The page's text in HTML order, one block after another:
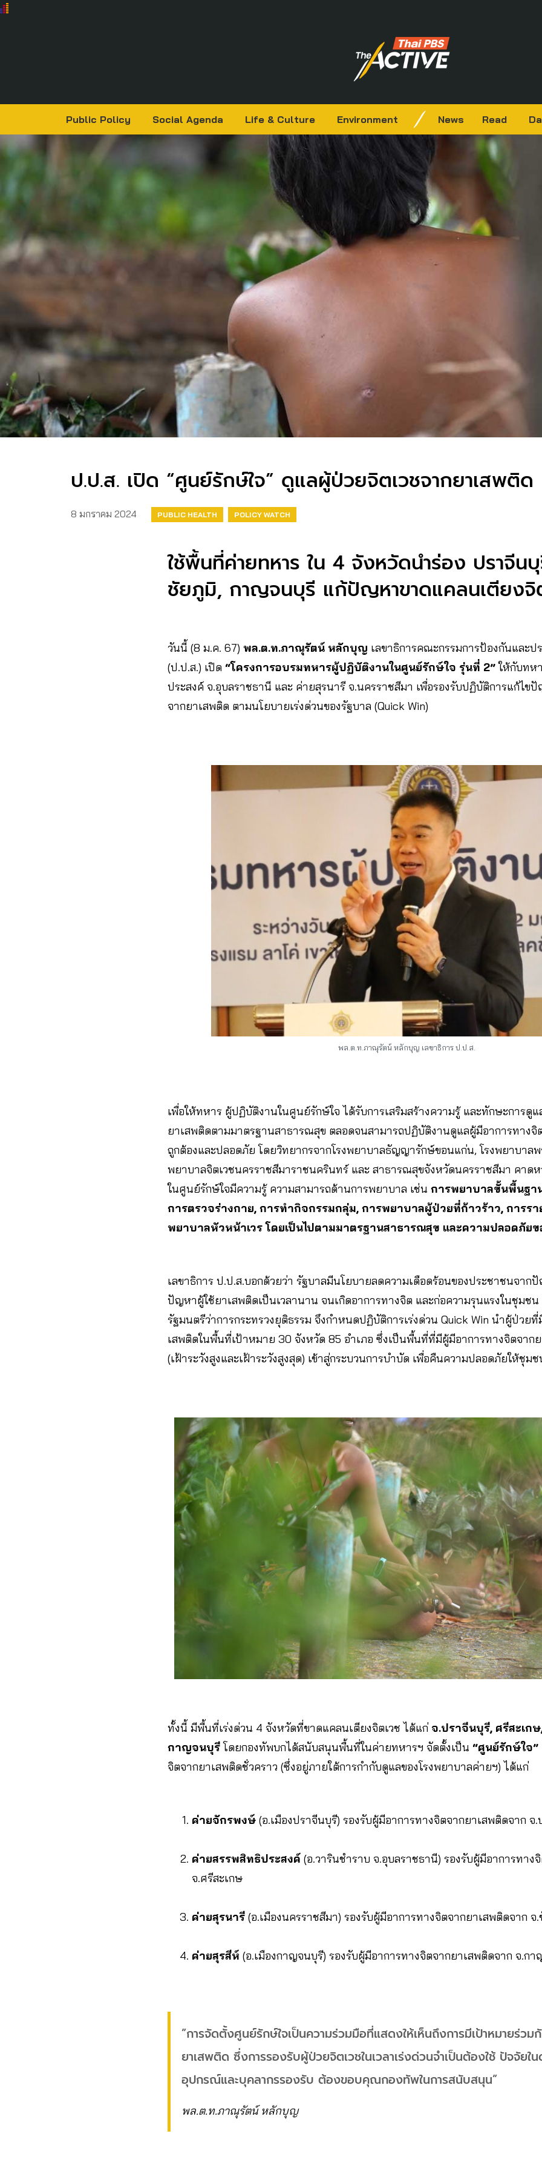
Public Policy Social Agenda Life & Culture Environment News Read
ป.ป.ส. เปิด “ศูนย์รักษ์ใจ” ดูแลผู้ป่วยจิตเวชจากยาเสพติด
8 มกราคม 2024 PUBLIC HEALTH POLICY WATCH
ใช้พื้นที่ค่ายทหาร ใน 4 จังหวัดนำร่อง ปราจีน
ชัยภูมิ, กาญจนบุรี แก้ปัญหาขาดแคลนเตียงจิ
วันนี้ (8 ม.ค. 67) พล.ต.ท.ภาณุรัตน์ หลักบุญ เลขาธิการคณะกรรมการป้องกันและ
(ป.ป.ส.) เปิด “โครงการอบรมทหารผู้ปฏิบัติงานในศูนย์รักษ์ใจ รุ่นที่ 2”ให้กับทห
ประสงค์ จ.อุบลราชธานี และ ค่ายสุรนารี จ.นครราชสีมา เพื่อรองรับปฏิบัติการแก้ไข
จากยาเสพติด ตามนโยบายเร่งด่วนของรัฐบาล (Quick Win)
พล.ต.ท.ภาณุรัตน์ หลักบุญ เลขาธิการ ป.ป.ส.
เพื่อให้ทหาร ผู้ปฏิบัติงานในศูนย์รักษ์ใจ ได้รับการเสริมสร้างความรู้ และทักษะการดู
ยาเสพติดตามมาตรฐานสาธารณสุข ตลอดจนสามารถปฏิบัติงานดูแลผู้มีอาการทางจิ
ถูกต้องและปลอดภัย โดยวิทยากรจากโรงพยาบาลธัญญารักษ์ขอนแก่น, โรงพยาบาลพ
พยาบาลจิตเวชนครราชสีมาราชนครินทร์ และ สาธารณสุขจังหวัดนครราชสีมา คาด
ในศูนย์รักษ์ใจมีความรู้ ความสามารถด้านการพยาบาล เช่น การพยาบาลขั้นพื้นฐา
การตรวจร่างกาย, การทำกิจกรรมกลุ่ม, การพยาบาลผู้ป่วยที่ก้าวร้าว, การร
พยาบาลหัวหน้าเวร โดยเป็นไปตามมาตรฐานสาธารณสุข และความปลอดภัย
เลขาธิการ ป.ป.ส.บอกด้วยว่า รัฐบาลมีนโยบายลดความเดือดร้อนของประชาชนจาก
ปัญหาผู้ใช้ยาเสพติดเป็นเวลานาน จนเกิดอาการทางจิต และก่อความรุนแรงในชุมชน
รัฐมนตรีว่าการกระทรวงยุติธรรม จึงกำหนดปฏิบัติการเร่งด่วน Quick Win นำผู้ป่วย
เสพติดในพื้นที่เป้าหมาย 30 จังหวัด 85 อำเภอ ซึ่งเป็นพื้นที่ที่มีผู้มีอาการทางจิตจาก
(เฝ้าระวังสูงและเฝ้าระวังสูงสุด) เข้าสู่กระบวนการบำบัด เพื่อคืนความปลอดภัยให้ชุม
ทั้งนี้ มีพื้นที่เร่งด่วน 4 จังหวัดที่ขาดแคลนเตียงจิตเวช ได้แก่ จ.ปราจีนบุรี, ศรีสะเก
กาญจนบุรีโดยกองทัพบกได้สนับสนุนพื้นที่ในค่ายทหารฯ จัดตั้งเป็น “ศูนย์รักษ์ใจ”
จิตจากยาเสพติดชั่วคราว (ซึ่งอยู่ภายใต้การกำกับดูแลของโรงพยาบาลค่ายฯ) ได้แก่
ค่ายจักรพงษ์ (อ.เมืองปราจีนบุรี) รองรับผู้มีอาการทางจิตจากยาเสพติดจาก จ
ค่ายสรรพสิทธิประสงค์ (อ.วารินชำราบ จ.อุบลราชธานี) รองรับผู้มีอาการทาง
จ.ศรีสะเกษ
ค่ายสุรนารี (อ.เมืองนครราชสีมา) รองรับผู้มีอาการทางจิตจากยาเสพติดจาก จ
ค่ายสุรสีห์ (อ.เมืองกาญจนบุรี) รองรับผู้มีอาการทางจิตจากยาเสพติดจาก จ.ก
”การจัดตั้งศูนย์รักษ์ใจเป็นความร่วมมือที่แสดงให้เห็นถึงการมีเป้าหมายร่วม
ยาเสพติด ซึ่งการรองรับผู้ป่วยจิตเวชในเวลาเร่งด่วนจำเป็นต้องใช้ ปัจจัยใ
อุปกรณ์และบุคลากรรองรับ ต้องขอบคุณกองทัพในการสนับสนุน”
พล.ต.ท.ภาณุรัตน์ หลักบุญ